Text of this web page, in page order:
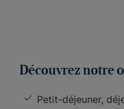
Découvrez notre
Petit-déjeuner,